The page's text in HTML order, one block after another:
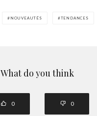
NOUVEAUTÉS TENDANCES
What do you think
0 0